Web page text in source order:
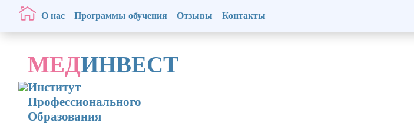
О нас Программы обучения Отзывы Контакты
МЕДИНВЕСТ
Институт
Профессионального
Образования